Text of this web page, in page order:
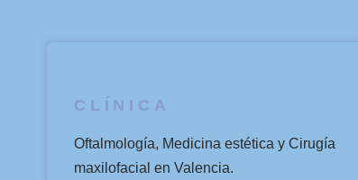
CLÍNICA
Oftalmología, Medicina estética y Cirugía
maxilofacial en Valencia.